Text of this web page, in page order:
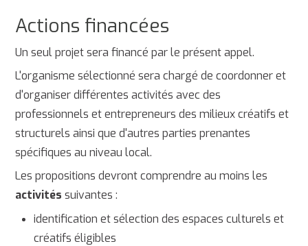
Actions financées
Un seul projet sera financé par le présent appel.
L'organisme sélectionné sera chargé de coordonner et
d'organiser différentes activités avec des
professionnels et entrepreneurs des milieux créatifs et
structurels ainsi que d'autres parties prenantes
spécifiques au niveau local.
Les propositions devront comprendre au moins les
activités suivantes :
identification et sélection des espaces culturels et
créatifs éligibles